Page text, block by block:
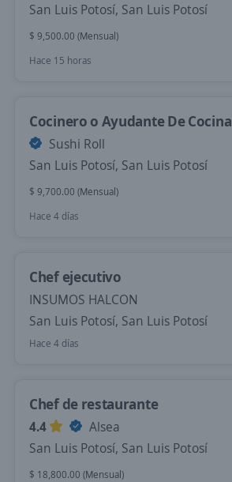
San Luis Potosí, San Luis Potosí
$ 9,500.00 (Mensual)
Hace 15 horas
Cocinero o Ayudante De Cocina
Sushi Roll
San Luis Potosí, San Luis Potosí
$ 9,700.00 (Mensual)
Hace 4 días
Chef ejecutivo
INSUMOS HALCON
San Luis Potosí, San Luis Potosí
Hace 4 días
Chef de restaurante
4.4
Alsea
San Luis Potosí, San Luis Potosí
$ 18,800.00 (Mensual)